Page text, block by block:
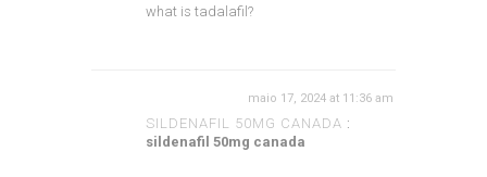
what is tadalafil?
SILDENAFIL 50MG CANADA :
maio 17, 2024 at 11:36 am
sildenafil 50mg canada